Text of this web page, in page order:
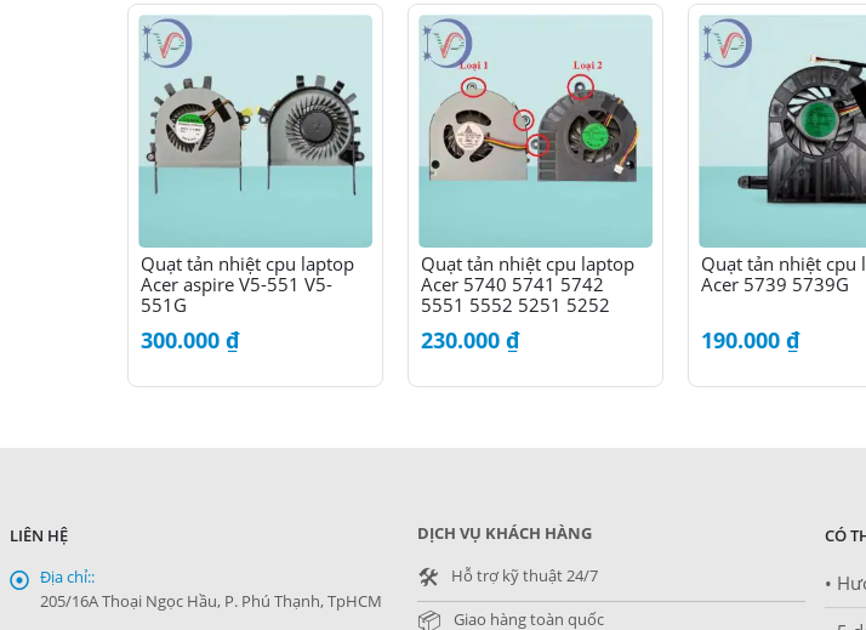
Quạt tản nhiệt cpu laptop
Acer aspire V5-551 V5-
551G
300.000 ₫
Quạt tản nhiệt cpu laptop
Acer 5740 5741 5742
5551 5552 5251 5252
230.000 ₫
Quạt tản nhiệt cpu
Acer 5739 5739G
190.000 ₫
LIÊN HỆ
Địa chỉ::
205/16A Thoại Ngọc Hầu, P. Phú Thạnh, TpHCM
DỊCH VỤ KHÁCH HÀNG
🛠️ Hỗ trợ kỹ thuật 24/7
📦 Giao hàng toàn quốc
CÓ
•